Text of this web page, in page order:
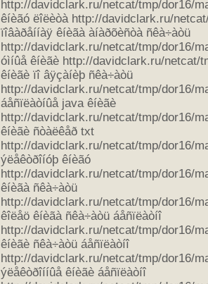
http://davidclark.ru/netcat/tmp/dor16/
êíèãó ëîëèòà http://davidclark.ru/
ïîâàðåííàÿ êíèãà àíàðõèñòà ñêà÷àòü
http://davidclark.ru/netcat/tmp/dor16/
óìíûå êíèãè http://davidclark.ru/netcat/
êíèãè ïî âÿçàíèþ ñêà÷àòü
http://davidclark.ru/netcat/tmp/dor16/
áåñïëàòíûå java êíèãè
http://davidclark.ru/netcat/tmp/dor16/
êíèãè ñòàëêåð txt
http://davidclark.ru/netcat/tmp/dor16/
ýëåêòðîíóþ êíèãó
http://davidclark.ru/netcat/tmp/dor16/
êíèãà ñêà÷àòü
http://davidclark.ru/netcat/tmp/dor16/
êîëåö êíèãà ñêà÷àòü áåñïëàòíî
http://davidclark.ru/netcat/tmp/dor16/
êíèãè ñêà÷àòü áåñïëàòíî
http://davidclark.ru/netcat/tmp/dor16/
ýëåêòðîííûå êíèãè áåñïëàòíî